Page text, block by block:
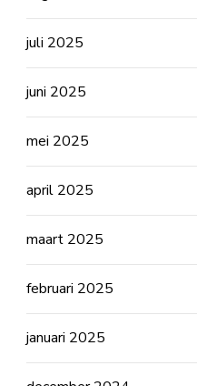
juli 2025
juni 2025
mei 2025
april 2025
maart 2025
februari 2025
januari 2025